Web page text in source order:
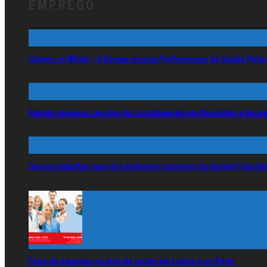
Careers in White – A Europa procura Profissionais de Saúde
Ryanair promove sessões de recrutamento em Novembro e
Queres trabalhar num dos melhores cruzeiros do mundo?
Feira de emprego na área da saúde em Lisboa e no Porto